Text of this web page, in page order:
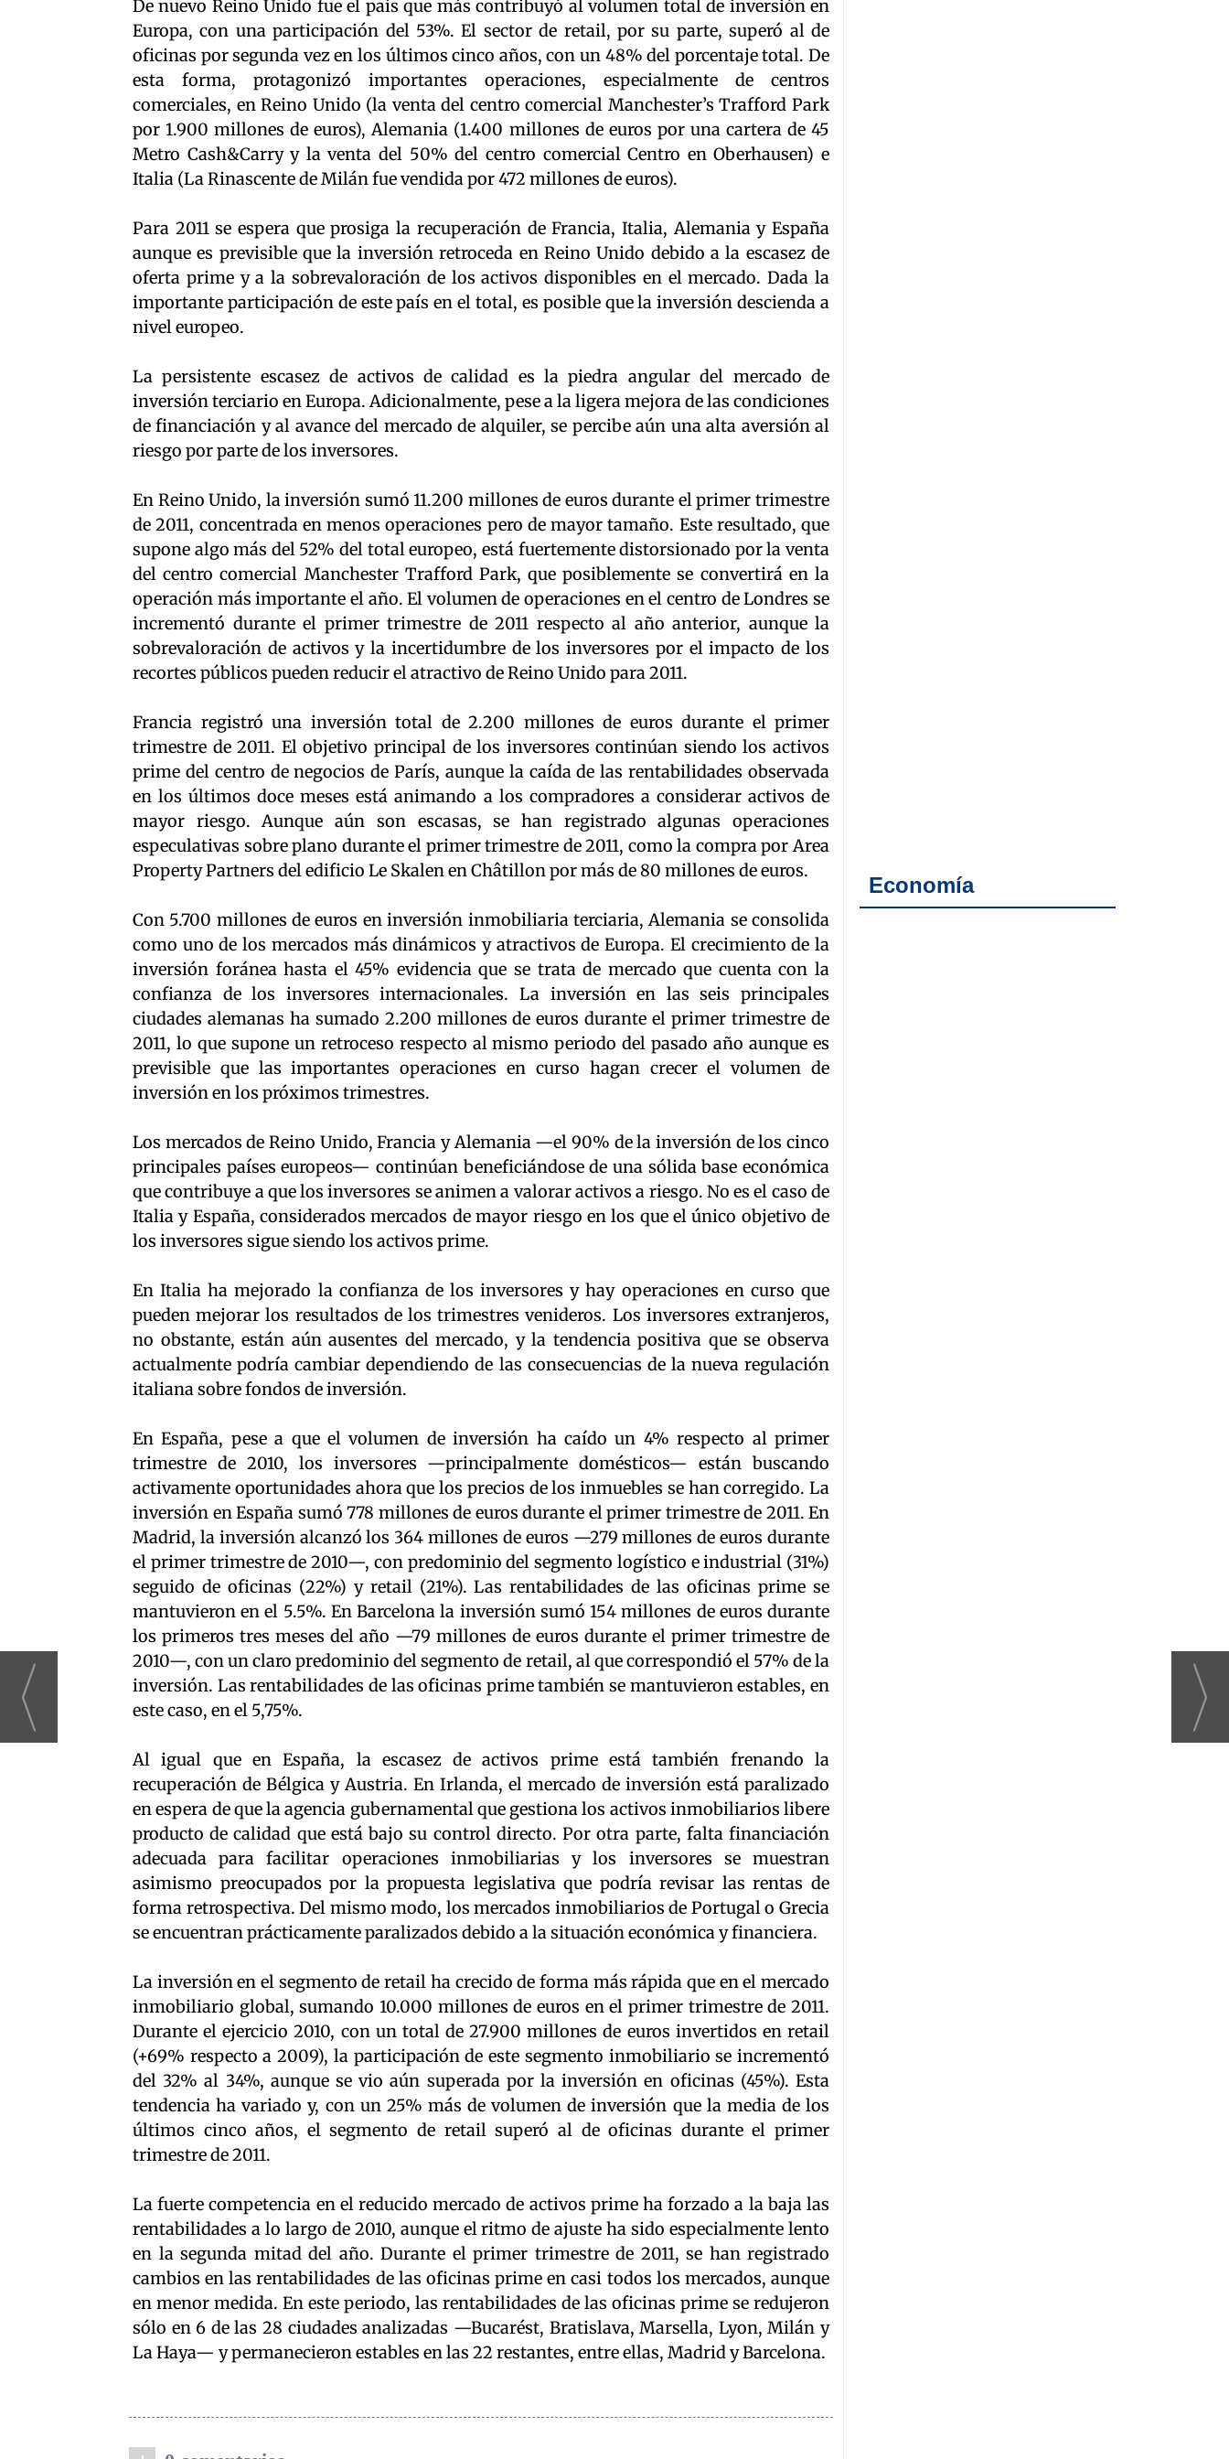
De nuevo Reino Unido fue el país que más contribuyó al volumen total de inversión en
Europa, con una participación del 53%. El sector de retail, por su parte, superó al de
oficinas por segunda vez en los últimos cinco años, con un 48% del porcentaje total. De
esta forma, protagonizó importantes operaciones, especialmente de centros
comerciales, en Reino Unido (la venta del centro comercial Manchester’s Trafford Park
por 1.900 millones de euros), Alemania (1.400 millones de euros por una cartera de 45
Metro Cash&Carry y la venta del 50% del centro comercial Centro en Oberhausen) e
Italia (La Rinascente de Milán fue vendida por 472 millones de euros).
Para 2011 se espera que prosiga la recuperación de Francia, Italia, Alemania y España
aunque es previsible que la inversión retroceda en Reino Unido debido a la escasez de
oferta prime y a la sobrevaloración de los activos disponibles en el mercado. Dada la
importante participación de este país en el total, es posible que la inversión descienda a
nivel europeo.
La persistente escasez de activos de calidad es la piedra angular del mercado de
inversión terciario en Europa. Adicionalmente, pese a la ligera mejora de las condiciones
de financiación y al avance del mercado de alquiler, se percibe aún una alta aversión al
riesgo por parte de los inversores.
En Reino Unido, la inversión sumó 11.200 millones de euros durante el primer trimestre
de 2011, concentrada en menos operaciones pero de mayor tamaño. Este resultado, que
supone algo más del 52% del total europeo, está fuertemente distorsionado por la venta
del centro comercial Manchester Trafford Park, que posiblemente se convertirá en la
operación más importante el año. El volumen de operaciones en el centro de Londres se
incrementó durante el primer trimestre de 2011 respecto al año anterior, aunque la
sobrevaloración de activos y la incertidumbre de los inversores por el impacto de los
recortes públicos pueden reducir el atractivo de Reino Unido para 2011.
Francia registró una inversión total de 2.200 millones de euros durante el primer
trimestre de 2011. El objetivo principal de los inversores continúan siendo los activos
prime del centro de negocios de París, aunque la caída de las rentabilidades observada
en los últimos doce meses está animando a los compradores a considerar activos de
mayor riesgo. Aunque aún son escasas, se han registrado algunas operaciones
especulativas sobre plano durante el primer trimestre de 2011, como la compra por Area
Property Partners del edificio Le Skalen en Châtillon por más de 80 millones de euros.
Con 5.700 millones de euros en inversión inmobiliaria terciaria, Alemania se consolida
como uno de los mercados más dinámicos y atractivos de Europa. El crecimiento de la
inversión foránea hasta el 45% evidencia que se trata de mercado que cuenta con la
confianza de los inversores internacionales. La inversión en las seis principales
ciudades alemanas ha sumado 2.200 millones de euros durante el primer trimestre de
2011, lo que supone un retroceso respecto al mismo periodo del pasado año aunque es
previsible que las importantes operaciones en curso hagan crecer el volumen de
inversión en los próximos trimestres.
Los mercados de Reino Unido, Francia y Alemania —el 90% de la inversión de los cinco
principales países europeos— continúan beneficiándose de una sólida base económica
que contribuye a que los inversores se animen a valorar activos a riesgo. No es el caso de
Italia y España, considerados mercados de mayor riesgo en los que el único objetivo de
los inversores sigue siendo los activos prime.
En Italia ha mejorado la confianza de los inversores y hay operaciones en curso que
pueden mejorar los resultados de los trimestres venideros. Los inversores extranjeros,
no obstante, están aún ausentes del mercado, y la tendencia positiva que se observa
actualmente podría cambiar dependiendo de las consecuencias de la nueva regulación
italiana sobre fondos de inversión.
En España, pese a que el volumen de inversión ha caído un 4% respecto al primer
trimestre de 2010, los inversores —principalmente domésticos— están buscando
activamente oportunidades ahora que los precios de los inmuebles se han corregido. La
inversión en España sumó 778 millones de euros durante el primer trimestre de 2011. En
Madrid, la inversión alcanzó los 364 millones de euros —279 millones de euros durante
el primer trimestre de 2010—, con predominio del segmento logístico e industrial (31%)
seguido de oficinas (22%) y retail (21%). Las rentabilidades de las oficinas prime se
mantuvieron en el 5.5%. En Barcelona la inversión sumó 154 millones de euros durante
los primeros tres meses del año —79 millones de euros durante el primer trimestre de
2010—, con un claro predominio del segmento de retail, al que correspondió el 57% de la
inversión. Las rentabilidades de las oficinas prime también se mantuvieron estables, en
este caso, en el 5,75%.
Al igual que en España, la escasez de activos prime está también frenando la
recuperación de Bélgica y Austria. En Irlanda, el mercado de inversión está paralizado
en espera de que la agencia gubernamental que gestiona los activos inmobiliarios libere
producto de calidad que está bajo su control directo. Por otra parte, falta financiación
adecuada para facilitar operaciones inmobiliarias y los inversores se muestran
asimismo preocupados por la propuesta legislativa que podría revisar las rentas de
forma retrospectiva. Del mismo modo, los mercados inmobiliarios de Portugal o Grecia
se encuentran prácticamente paralizados debido a la situación económica y financiera.
La inversión en el segmento de retail ha crecido de forma más rápida que en el mercado
inmobiliario global, sumando 10.000 millones de euros en el primer trimestre de 2011.
Durante el ejercicio 2010, con un total de 27.900 millones de euros invertidos en retail
(+69% respecto a 2009), la participación de este segmento inmobiliario se incrementó
del 32% al 34%, aunque se vio aún superada por la inversión en oficinas (45%). Esta
tendencia ha variado y, con un 25% más de volumen de inversión que la media de los
últimos cinco años, el segmento de retail superó al de oficinas durante el primer
trimestre de 2011.
La fuerte competencia en el reducido mercado de activos prime ha forzado a la baja las
rentabilidades a lo largo de 2010, aunque el ritmo de ajuste ha sido especialmente lento
en la segunda mitad del año. Durante el primer trimestre de 2011, se han registrado
cambios en las rentabilidades de las oficinas prime en casi todos los mercados, aunque
en menor medida. En este periodo, las rentabilidades de las oficinas prime se redujeron
sólo en 6 de las 28 ciudades analizadas —Bucarést, Bratislava, Marsella, Lyon, Milán y
La Haya— y permanecieron estables en las 22 restantes, entre ellas, Madrid y Barcelona.
Economía